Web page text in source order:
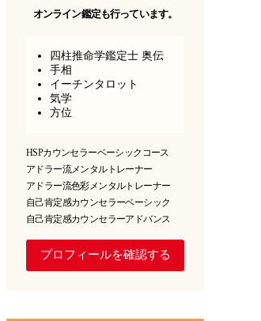
オンライン鑑定も行っています。
四柱推命学鑑定士 奥伝
手相
イーチンタロット
気学
方位
HSPカウンセラーベーシックコース
アドラー流メンタルトレーナー
アドラー流色彩メンタルトレーナー
自己肯定感カウンセラーベーシック
自己肯定感カウンセラーアドバンス
プロフィールを確認する